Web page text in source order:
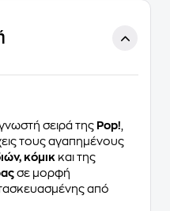
γνωστή σειρά της Pop!
τους αγαπημένους
κόμικ και της
σε μορφή
από